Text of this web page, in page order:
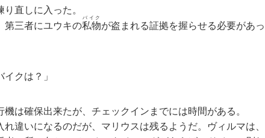
直しに入った。
三者にユウキの私物
バイク
が盗まれる証拠を握らせる必要があっ
イクは？」
は確保出来たが、チェックインまでには時間がある。
違いになるのだが、マリウスは残るようだ。ヴィルマは、